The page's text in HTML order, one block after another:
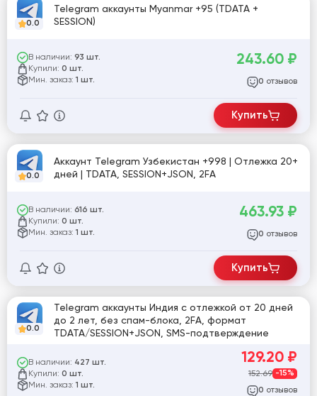
0.0
Telegram аккаунты Myanmar +95 (TDATA +
SESSION)
В наличии: 93 шт.
Купили: 0 шт.
Мин. заказ: 1 шт.
243.60 ₽
0 отзывов
Купить
0.0
Аккаунт Telegram Узбекистан +998 | Отлежка 20+
дней | TDATA, SESSION+JSON, 2FA
В наличии: 616 шт.
Купили: 0 шт.
Мин. заказ: 1 шт.
463.93 ₽
0 отзывов
Купить
0.0
Telegram аккаунты Индия с отлежкой от 20 дней
до 2 лет, без спам-блока, 2FA, формат
TDATA/SESSION+JSON, SMS-подтверждение
В наличии: 427 шт.
Купили: 0 шт.
Мин. заказ: 1 шт.
129.20 ₽
152.69 -15%
0 отзывов